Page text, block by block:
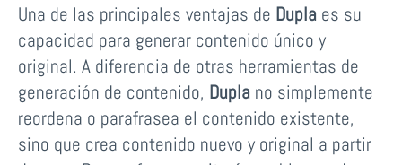
Una de las principales ventajas de Dupla es su
capacidad para generar contenido único y
original. A diferencia de otras herramientas de
generación de contenido, Dupla no simplemente
reordena o parafrasea el contenido existente,
sino que crea contenido nuevo y original a partir